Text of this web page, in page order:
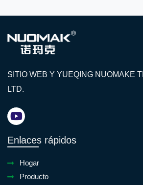
SITIO WEB Y YUEQING NUOMAKE
LTD.
Enlaces rápidos
Hogar
Producto